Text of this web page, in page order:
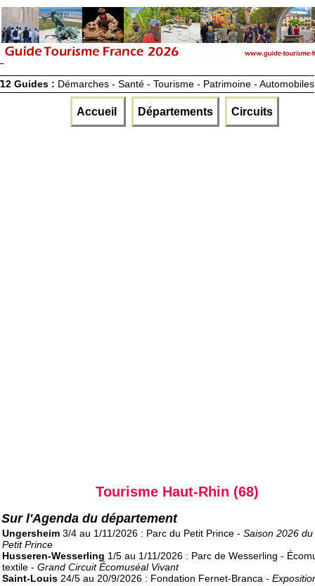
12 Guides : Démarches - Santé - Tourisme - Patrimoine - Automobiles
Accueil Départements Circuits
Tourisme Haut-Rhin (68)
Sur l'Agenda du département
Ungersheim 3/4 au 1/11/2026 : Parc du Petit Prince - Saison 2026
Petit Prince
Husseren-Wesserling 1/5 au 1/11/2026 : Parc de Wesserling -
textile - Grand Circuit Écomuséal Vivant
Saint-Louis 24/5 au 20/9/2026 : Fondation Fernet-Branca -